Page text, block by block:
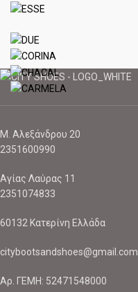
Μ. Αλεξάνδρου 20
2351600990
Αγίας Λαύρας 11
2351074833
60132 Κατερίνη Ελλάδα
citybootsandshoes@gmail.com
Aρ. ΓΕΜΗ: 52471548000